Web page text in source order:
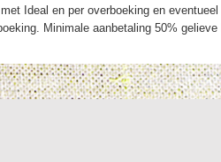
Ideal en per overboeking en
Minimale aanbetaling 50%